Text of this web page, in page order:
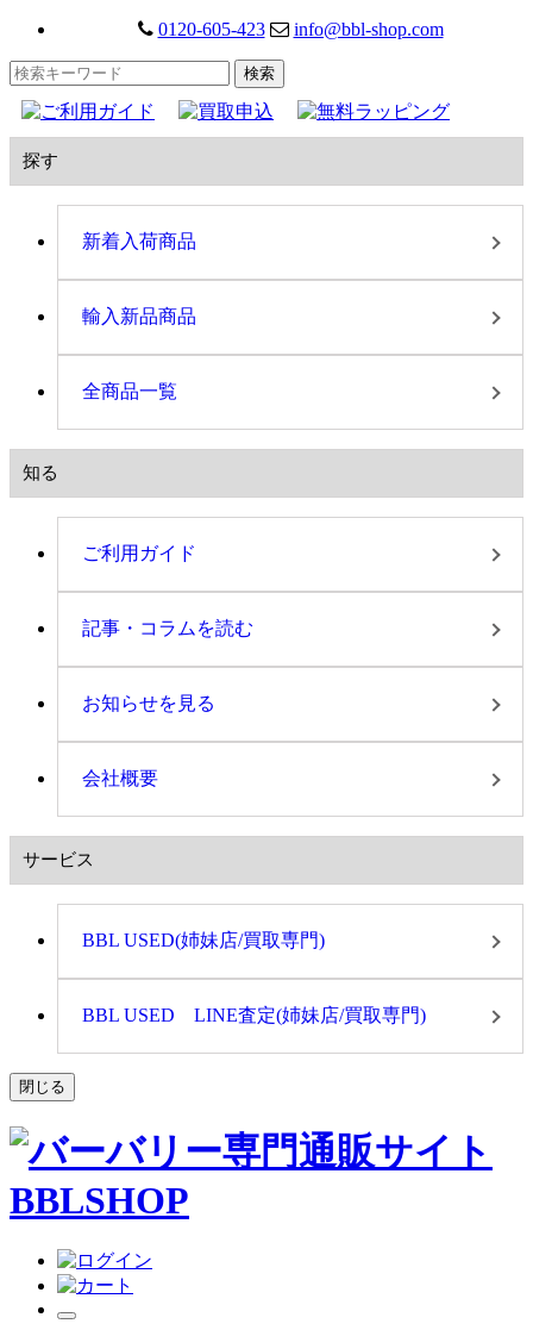
0120-605-423 info@bbl-shop.com
探す
新着入荷商品
輸入新品商品
全商品一覧
知る
ご利用ガイド
記事・コラムを読む
お知らせを見る
会社概要
サービス
BBL USED(姉妹店/買取専門)
BBL USED LINE査定(姉妹店/買取専門)
閉じる